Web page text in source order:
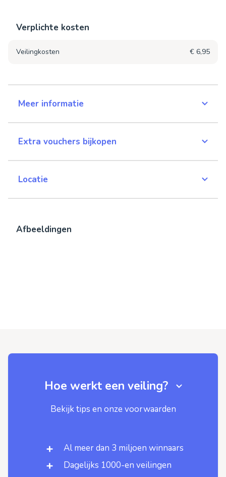
Verplichte kosten
Veilingkosten € 6,95
Meer informatie
Extra vouchers bijkopen
Locatie
Afbeeldingen
Hoe werkt een veiling?
Bekijk tips en onze voorwaarden
Al meer dan 3 miljoen winnaars
Dagelijks 1000-en veilingen